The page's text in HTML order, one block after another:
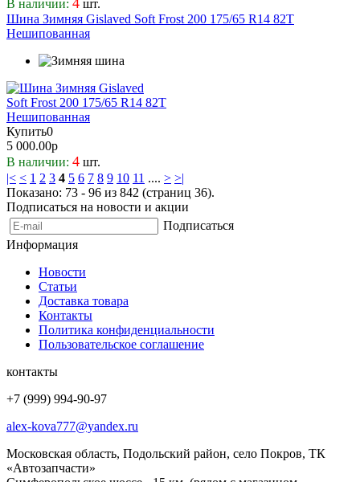
В наличии:
шт.
Шина Зимняя Gislaved Soft Frost 200 175/65 R14 82T
Нешипованная
Купить0
5 000.00р
В наличии: 4 шт.
|< < 1 2 3 4 5 6 7 8 9 10 11 .... > >|
Показано: 73 - 96 из 842 (страниц 36).
Подписаться на новости и акции
Подписаться
Информация
Новости
Статьи
Доставка товара
Контакты
Политика конфиденциальности
Пользовательское соглашение
контакты
+7 (999) 994-90-97
alex-kova777@yandex.ru
Московская область, Подольский район, село Покров, ТК
«Автозапчасти»